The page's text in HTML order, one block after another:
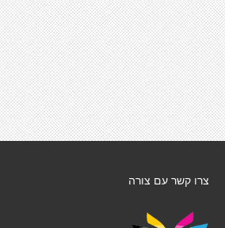
צרו קשר עם צורה